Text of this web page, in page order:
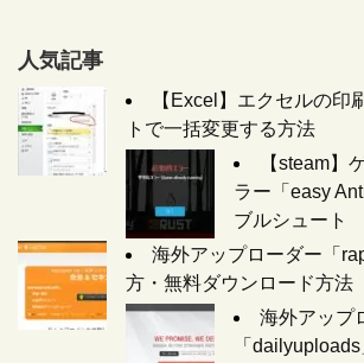
人気記事
【Excel】エクセルの印
トで一括変更する方法
【steam】
ラー「easy
ブルシュート
海外アップローダー「
方・無料ダウンロード方法
海外アップ
「